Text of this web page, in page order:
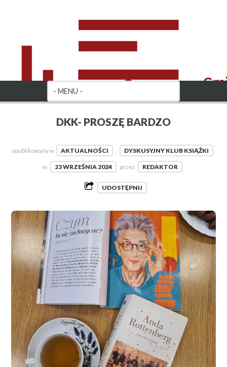
DKK- PROSZĘ BARDZO
opublikowany w AKTUALNOŚCI , DYSKUSYJNY KLUB KSIĄŻKI
w 23 WRZEŚNIA 2024 przez REDAKTOR
UDOSTĘPNIJ